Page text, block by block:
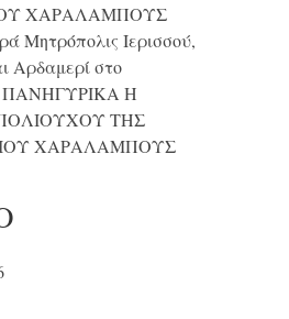
ΧΑΡΑΛΑΜΠΟΥΣ
Μητρόπολις Ιερισσού,
Αρδαμερίστο
Η
ΤΗΣ
ΧΑΡΑΛΑΜΠΟΥΣ